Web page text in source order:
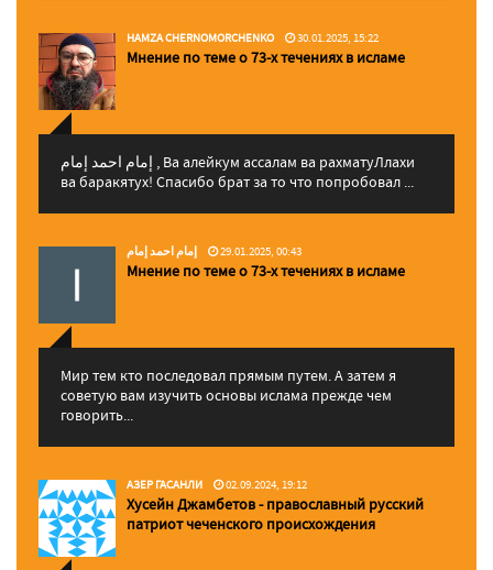
HAMZA CHERNOMORCHENKO 30.01.2025, 15:22
Мнение по теме о 73-х течениях в исламе
إمام احمد إمام , Ва алейкум ассалам ва рахматуЛлахи
ва баракятух! Спасибо брат за то что попробовал ...
إمام احمد إمام 29.01.2025, 00:43
Мнение по теме о 73-х течениях в исламе
Мир тем кто последовал прямым путем. А затем я
советую вам изучить основы ислама прежде чем
говорить...
АЗЕР ГАСАНЛИ 02.09.2024, 19:12
Хусейн Джамбетов - православный русский
патриот чеченского происхождения